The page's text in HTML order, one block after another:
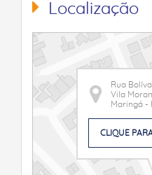
Localização
Rua
Vila
Maringá -
CLIQUE